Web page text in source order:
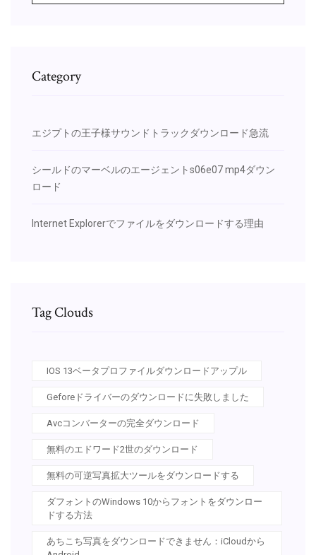
Category
エジプトの王子様サウンドトラックダウンロード急流
シールドのマーベルのエージェントs06e07 mp4ダウン
ロード
Internet Explorerでファイルをダウンロードする理由
Tag Clouds
IOS 13ベータプロファイルダウンロードアップル
Geforeドライバーのダウンロードに失敗しました
Avcコンバーターの完全ダウンロード
無料のエドワード2世のダウンロード
無料の可逆写真拡大ツールをダウンロードする
ダフォントのWindows 10からフォントをダウンロー
ドする方法
あちこち写真をダウンロードできません：iCloudから